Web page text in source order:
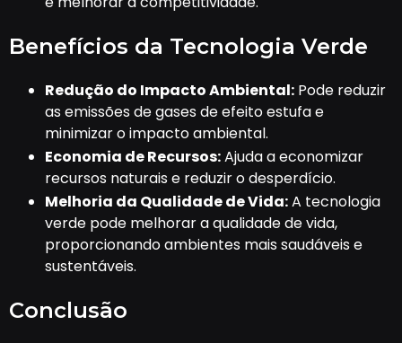
Benefícios da Tecnologia Verde
Redução do Impacto Ambiental: Pode reduzir
as emissões de gases de efeito estufa e
minimizar o impacto ambiental.
Economia de Recursos:Ajuda a economizar
recursos naturais e reduzir o desperdício.
Melhoria da Qualidade de Vida:A tecnologia
verde pode melhorar a qualidade de vida,
proporcionando ambientes mais saudáveis e
sustentáveis.
Conclusão